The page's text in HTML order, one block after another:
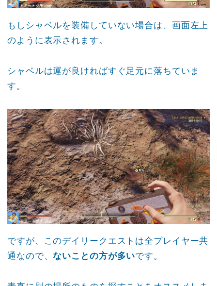
もしシャベルを装備していない場合は、画面左上
のように表示されます。
シャベルは運が良ければすぐ足元に落ちていま
す。
ですが、このデイリークエストは全プレイヤー共
通なので、ないことの方が多いです。